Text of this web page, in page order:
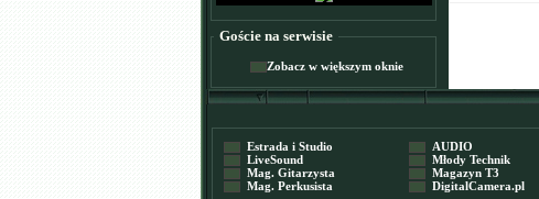
Goście na serwisie
Zobacz w większym oknie
Estrada i Studio
LiveSound
Mag. Gitarzysta
Mag. Perkusista
AUDIO
Młody Technik
Magazyn T3
DigitalCamera.pl